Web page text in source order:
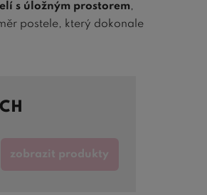
s úložným prostorem,
postele, který dokonale
osob jsoupostele 120x200 cm
splní vaše požadavky a
zobrazit produkty